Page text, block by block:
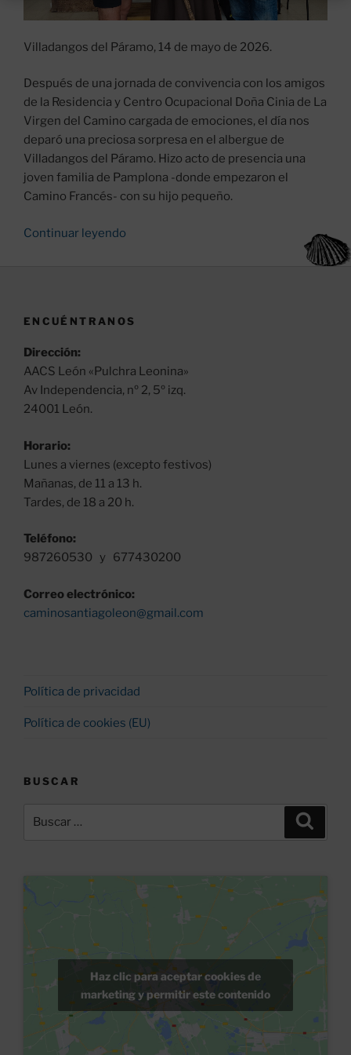
Villadangos del Páramo, 14 de mayo de 2026.
Después de una jornada de convivencia con los amigos
de la Residencia y Centro Ocupacional Doña Cinia de La
Virgen del Camino cargada de emociones, el día nos
deparó una preciosa sorpresa en el albergue de
Villadangos del Páramo. Hizo acto de presencia una
joven familia de Pamplona -donde empezaron el
Camino Francés- con su hijo pequeño.
Continuar leyendo
peregrina
albergue
Páramo»
ENCUÉNTRANOS
Dirección:
AACS León «Pulchra Leonina»
Av Independencia, nº 2, 5º izq.
24001 León.
Horario:
Lunes a viernes (excepto festivos)
Mañanas, de 11 a 13 h.
Tardes, de 18 a 20 h.
Teléfono:
987260530 y 677430200
Correo electrónico:
caminosantiagoleon@gmail.com
Política de privacidad
Política de cookies (EU)
BUSCAR
Haz clic para aceptar cookies de
marketing y permitir este contenido